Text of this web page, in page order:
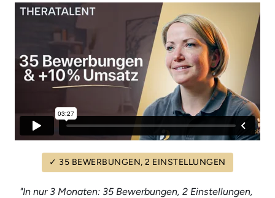
✓ 35 BEWERBUNGEN,2 EINSTELLUNGEN
"In nur 3 Monaten: 35 Bewerbungen, 2 Einstellungen,